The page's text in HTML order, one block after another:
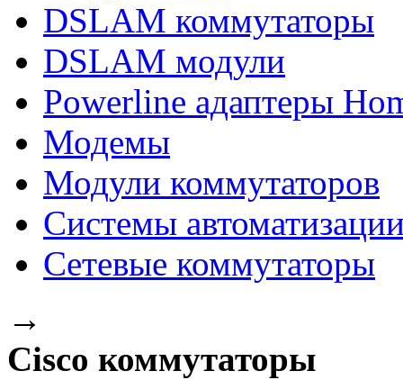
DSLAM коммутаторы
DSLAM модули
Powerline адаптеры
Модемы
Модули коммутаторов
Системы
Сетевые коммутаторы
→
Cisco коммутаторы